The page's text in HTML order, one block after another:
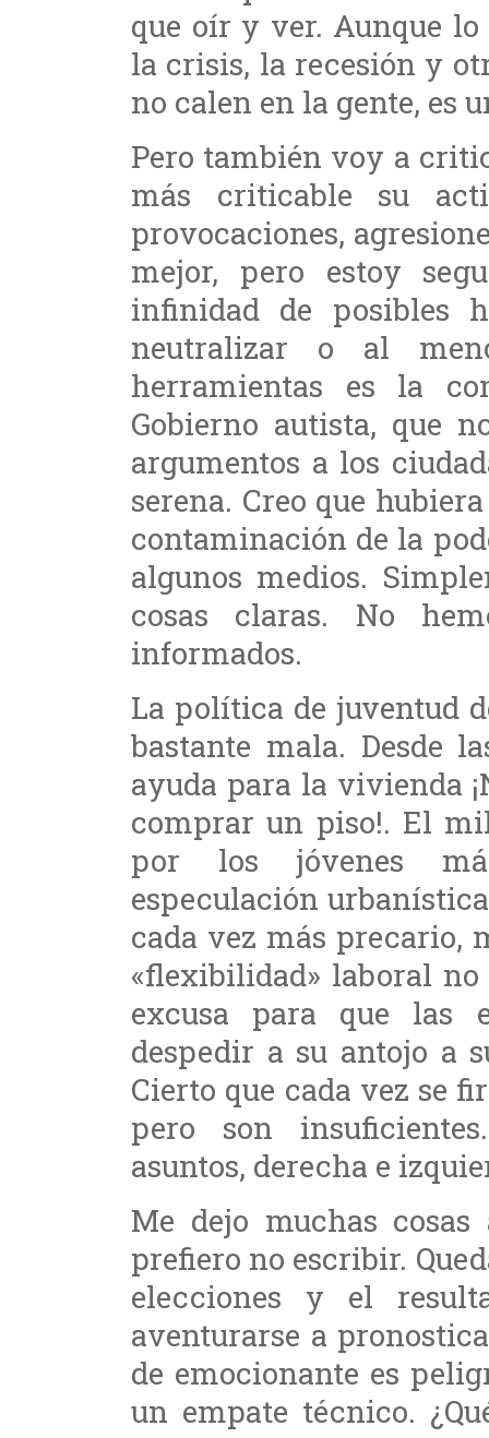
que oír y ver. Aunque
la crisis, la recesión y
no calen en la gente, es
Pero también voy a
más criticable su
provocaciones,
mejor, pero estoy
infinidad de posibles
neutralizar o al
herramientas es la
Gobierno autista, que
argumentos a los
serena. Creo que
contaminación de la
algunos medios.
cosas claras. No
informados.
La política de juventud
bastante mala. Desde
ayuda para la vivienda
comprar un piso!. El
por los jóvenes
especulación
cada vez más precario,
«flexibilidad» laboral no
excusa para que las
despedir a su antojo a
Cierto que cada vez se
pero son
asuntos, derecha e
Me dejo muchas
prefiero no escribir.
elecciones y el
aventurarse a
de emocionante es
un empate técnico.